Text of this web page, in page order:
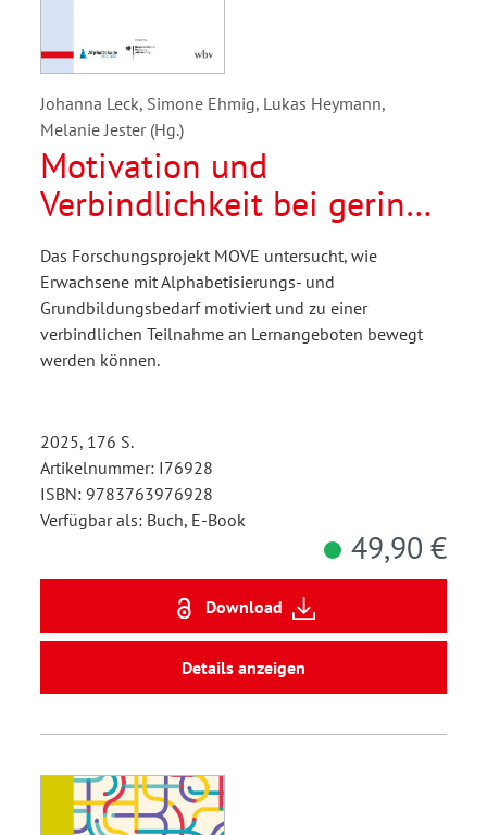
Johanna Leck, Simone Ehmig, Lukas Heymann,
Melanie Jester (Hg.)
Motivation und
Verbindlichkeit bei gering
literalisierten
Erwachsenen
Das Forschungsprojekt MOVE untersucht, wie
Erwachsene mit Alphabetisierungs- und
Grundbildungsbedarf motiviert und zu einer
verbindlichen Teilnahme an Lernangeboten bewegt
werden können.
2025, 176 S.
Artikelnummer: I76928
ISBN: 9783763976928
Verfügbar als: Buch, E-Book
49,90 €
Download
Details anzeigen